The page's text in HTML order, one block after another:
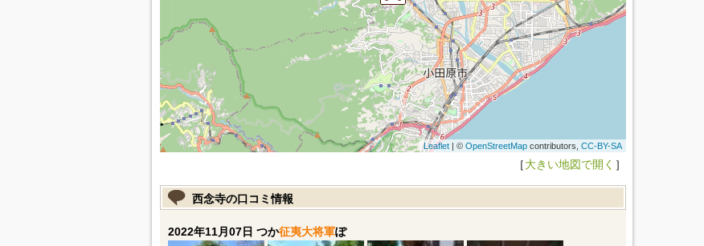
Leaflet| © OpenStreetMapcontributors, CC-BY-SA
［大きい地図で開く ］
西念寺の口コミ情報
2022年11月07日 つか征夷大将軍ぽ